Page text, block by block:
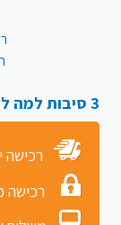
3 סיבות למה לעבור לפעמית אונליין:
רכישה
רכישה